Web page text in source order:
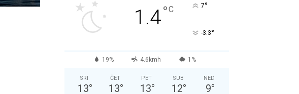
1.4°C 7°
-3.3°
19% 4.6kmh 1%
SRI
13°
ČET
13°
PET
13°
SUB
12°
NED
9°